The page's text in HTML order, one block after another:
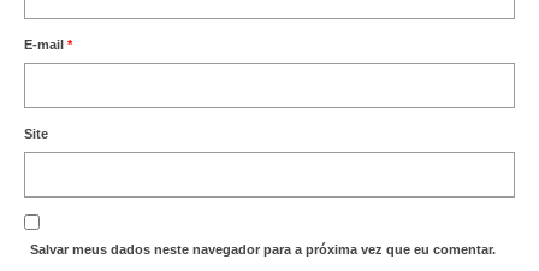
E-mail *
Site
Salvar meus dados neste navegador para a próxima vez que eu comentar.